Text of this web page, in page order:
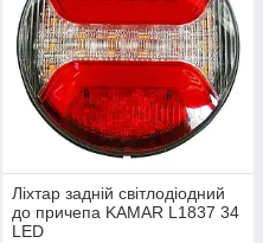
Ліхтар задній світлодіодний
до причепа KAMAR L1837 34
LED